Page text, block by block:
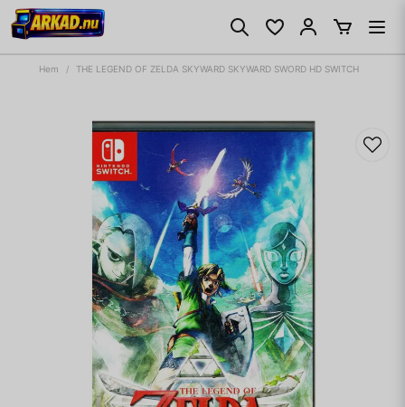
Hem THE LEGEND OF ZELDA SKYWARD SKYWARD SWORD HD SWITCH